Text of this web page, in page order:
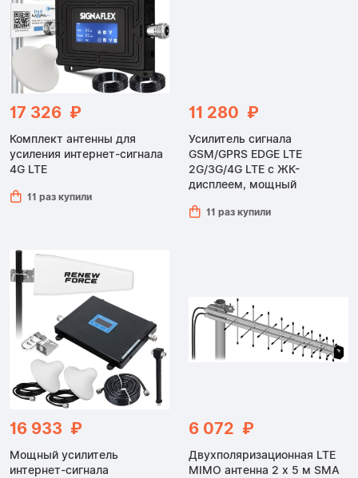
17 326 ₽
Комплект антенны для
усиления интернет-сигнала
4G LTE
11 раз купили
11 280 ₽
Усилитель сигнала
GSM/GPRS EDGE LTE
2G/3G/4G LTE с ЖК-
дисплеем, мощный
11 раз купили
16 933 ₽
Мощный усилитель
интернет-сигнала
6 072 ₽
Двухполяризационная LTE
MIMO антенна 2 x 5 м SMA